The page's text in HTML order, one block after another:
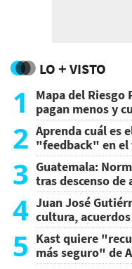
LO + VISTO
1
Mapa del Riesgo
pagan menos y
2 Aprenda cuál es
"feedback" en el
3 Guatemala:
tras descenso
4 Juan José
cultura,
5 Kast quiere
más seguro" de